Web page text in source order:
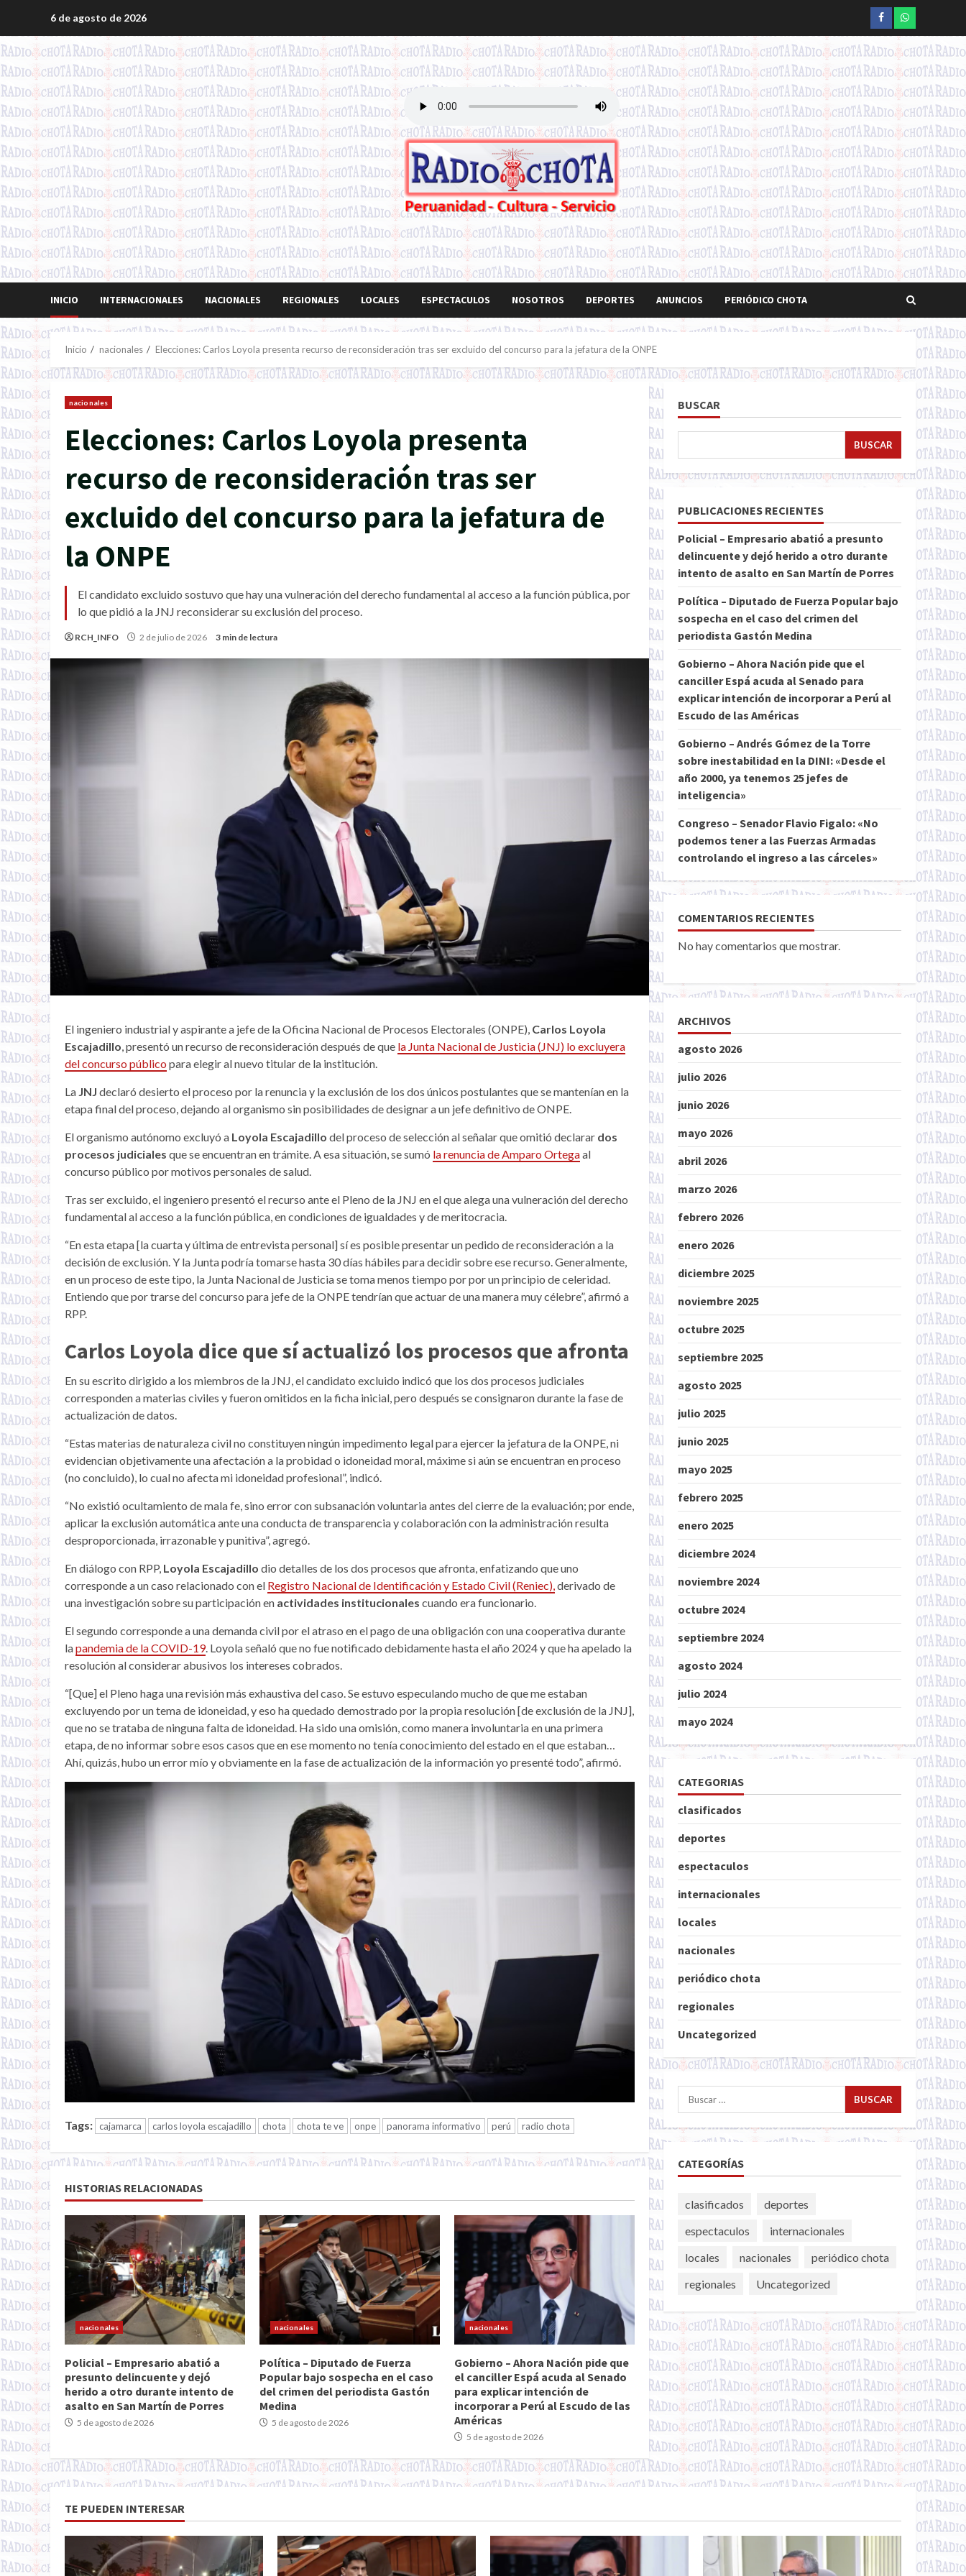
contenido
6 de agosto de 2026 Facebookwhatsapp
INICIO INTERNACIONALES NACIONALES REGIONALES LOCALES ESPECTACULOS NOSOTROS DEPORTES ANUNCIOS PERIÓDICO CHOTA
Inicio nacionales Elecciones: Carlos Loyola presenta recurso de reconsideración tras ser excluido del concurso para la jefatura de la ONPE
nacionales
Elecciones: Carlos Loyola presenta
recurso de reconsideración tras ser
excluido del concurso para la jefatura de
la ONPE
El candidato excluido sostuvo que hay una vulneración del derecho fundamental al acceso a la función pública, por
lo que pidió a la JNJ reconsiderar su exclusión del proceso.
RCH_INFO 2 de julio de 2026 3 min de lectura
El ingeniero industrial y aspirante a jefe de la Oficina Nacional de Procesos Electorales (ONPE), Carlos Loyola
Escajadillo , presentó un recurso de reconsideración después de que la Junta Nacional de Justicia (JNJ) lo excluyera
del concurso público para elegir al nuevo titular de la institución.
La JNJ declaró desierto el proceso por la renuncia y la exclusión de los dos únicos postulantes que se mantenían en la
etapa final del proceso, dejando al organismo sin posibilidades de designar a un jefe definitivo de ONPE.
El organismo autónomo excluyó a Loyola Escajadillo del proceso de selección al señalar que omitió declarar dos
procesos judiciales que se encuentran en trámite. A esa situación, se sumó la renuncia de Amparo Ortegaal
concurso público por motivos personales de salud.
Tras ser excluido, el ingeniero presentó el recurso ante el Pleno de la JNJ en el que alega una vulneración del derecho
fundamental al acceso a la función pública, en condiciones de igualdades y de meritocracia.
“En esta etapa [la cuarta y última de entrevista personal] sí es posible presentar un pedido de reconsideración a la
decisión de exclusión. Y la Junta podría tomarse hasta 30 días hábiles para decidir sobre ese recurso. Generalmente,
en un proceso de este tipo, la Junta Nacional de Justicia se toma menos tiempo por por un principio de celeridad.
Entiendo que por trarse del concurso para jefe de la ONPE tendrían que actuar de una manera muy célebre”, afirmó a
RPP.
Carlos Loyola dice que sí actualizó los procesos que afronta
En su escrito dirigido a los miembros de la JNJ, el candidato excluido indicó que los dos procesos judiciales
corresponden a materias civiles y fueron omitidos en la ficha inicial, pero después se consignaron durante la fase de
actualización de datos.
“Estas materias de naturaleza civil no constituyen ningún impedimento legal para ejercer la jefatura de la ONPE, ni
evidencian objetivamente una afectación a la probidad o idoneidad moral, máxime si aún se encuentran en proceso
(no concluido), lo cual no afecta mi idoneidad profesional”, indicó.
“No existió ocultamiento de mala fe, sino error con subsanación voluntaria antes del cierre de la evaluación; por ende,
aplicar la exclusión automática ante una conducta de transparencia y colaboración con la administración resulta
desproporcionada, irrazonable y punitiva”, agregó.
En diálogo con RPP, Loyola Escajadillo dio detalles de los dos procesos que afronta, enfatizando que uno
corresponde a un caso relacionado con el Registro Nacional de Identificación y Estado Civil (Reniec), derivado de
una investigación sobre su participación en actividades institucionales cuando era funcionario.
El segundo corresponde a una demanda civil por el atraso en el pago de una obligación con una cooperativa durante
lapandemia de la COVID-19. Loyola señaló que no fue notificado debidamente hasta el año 2024 y que ha apelado la
resolución al considerar abusivos los intereses cobrados.
“[Que] el Pleno haga una revisión más exhaustiva del caso. Se estuvo especulando mucho de que me estaban
excluyendo por un tema de idoneidad, y eso ha quedado demostrado por la propia resolución [de exclusión de la JNJ],
que no se trataba de ninguna falta de idoneidad. Ha sido una omisión, como manera involuntaria en una primera
etapa, de no informar sobre esos casos que en ese momento no tenía conocimiento del estado en el que estaban…
Ahí, quizás, hubo un error mío y obviamente en la fase de actualización de la información yo presenté todo”, afirmó.
Tags: cajamarca carlos loyola escajadillo chota chota te ve onpe panorama informativo perú radio chota
HISTORIAS RELACIONADAS
nacionales
Policial – Empresario abatió a
presunto delincuente y dejó
herido a otro durante intento de
asalto en San Martín de Porres
5 de agosto de 2026
nacionales
Política – Diputado de Fuerza
Popular bajo sospecha en el caso
del crimen del periodista Gastón
Medina
5 de agosto de 2026
nacionales
Gobierno – Ahora Nación pide que
el canciller Espá acuda al Senado
para explicar intención de
incorporar a Perú al Escudo de las
Américas
5 de agosto de 2026
BUSCAR
BUSCAR
PUBLICACIONES RECIENTES
Policial – Empresario abatió a presunto
delincuente y dejó herido a otro durante
intento de asalto en San Martín de Porres
Política – Diputado de Fuerza Popular bajo
sospecha en el caso del crimen del
periodista Gastón Medina
Gobierno – Ahora Nación pide que el
canciller Espá acuda al Senado para
explicar intención de incorporar a Perú al
Escudo de las Américas
Gobierno – Andrés Gómez de la Torre
sobre inestabilidad en la DINI: «Desde el
año 2000, ya tenemos 25 jefes de
inteligencia»
Congreso – Senador Flavio Figalo: «No
podemos tener a las Fuerzas Armadas
controlando el ingreso a las cárceles»
COMENTARIOS RECIENTES
No hay comentarios que mostrar.
ARCHIVOS
agosto 2026
julio 2026
junio 2026
mayo 2026
abril 2026
marzo 2026
febrero 2026
enero 2026
diciembre 2025
noviembre 2025
octubre 2025
septiembre 2025
agosto 2025
julio 2025
junio 2025
mayo 2025
febrero 2025
enero 2025
diciembre 2024
noviembre 2024
octubre 2024
septiembre 2024
agosto 2024
julio 2024
mayo 2024
CATEGORIAS
clasificados
deportes
espectaculos
internacionales
locales
nacionales
periódico chota
regionales
Uncategorized
Buscar:
CATEGORÍAS
clasificados
deportes
espectaculos
internacionales
locales
nacionales
periódico chota
regionales
Uncategorized
TE PUEDEN INTERESAR